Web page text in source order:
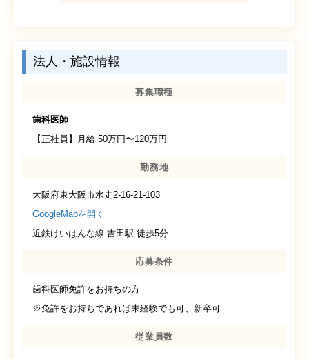
法人・施設情報
募集職種
歯科医師
【正社員】月給 50万円〜120万円
勤務地
大阪府東大阪市水走2-16-21-103
GoogleMapを開く
近鉄けいはんな線 吉田駅 徒歩5分
応募条件
歯科医師免許をお持ちの方
※免許をお持ちであれば未経験でも可、新卒可
従業員数